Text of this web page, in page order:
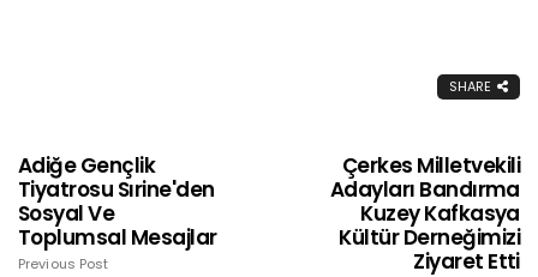
SHARE
Adiğe Gençlik
Tiyatrosu Sırine'den
Sosyal Ve
Toplumsal Mesajlar
Previous Post
Çerkes Milletvekili
Adayları Bandırma
Kuzey Kafkasya
Kültür Derneğimizi
Ziyaret Etti